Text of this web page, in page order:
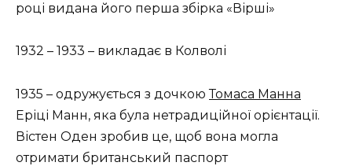
році видана його перша збірка «Вірші»
1932 – 1933 – викладає в Колволі
1935 – одружується з дочкоюТомаса Манна
Еріці Манн, яка була нетрадиційної орієнтації.
Вістен Оден зробив це, щоб вона могла
отримати британський паспорт